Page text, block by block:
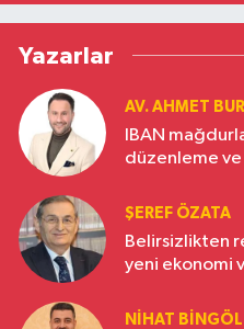
Yazarlar
AV. AHMET
IBAN
düzenleme ve
ŞEREF ÖZATA
Belirsizlikten
yeni ekonomi
NIHAT BINGÖL